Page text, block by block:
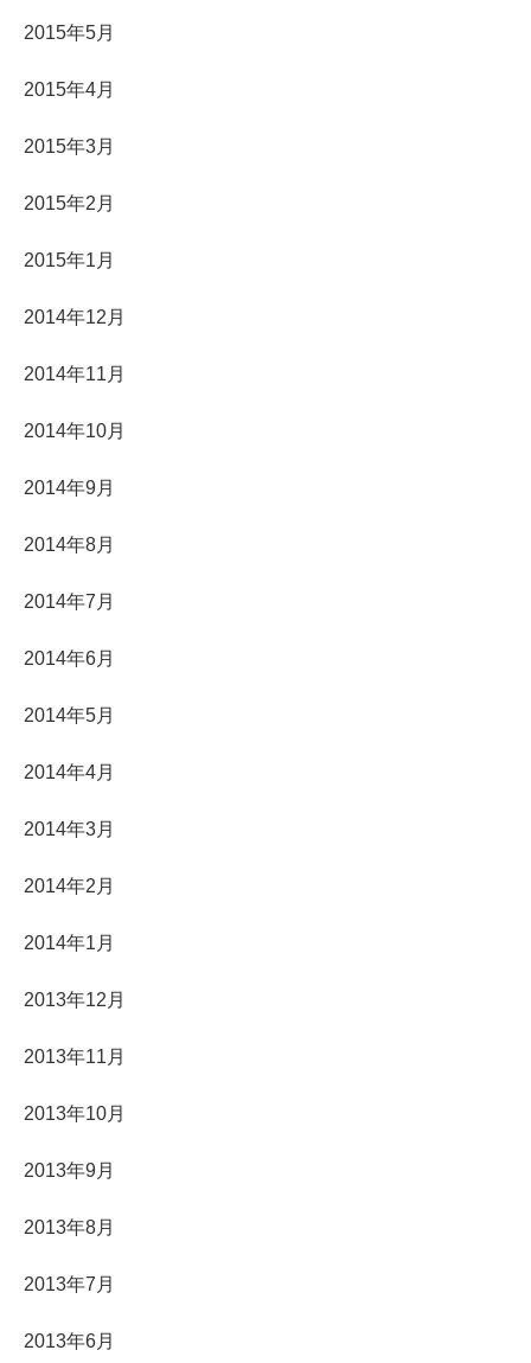
2015年5月
2015年4月
2015年3月
2015年2月
2015年1月
2014年12月
2014年11月
2014年10月
2014年9月
2014年8月
2014年7月
2014年6月
2014年5月
2014年4月
2014年3月
2014年2月
2014年1月
2013年12月
2013年11月
2013年10月
2013年9月
2013年8月
2013年7月
2013年6月